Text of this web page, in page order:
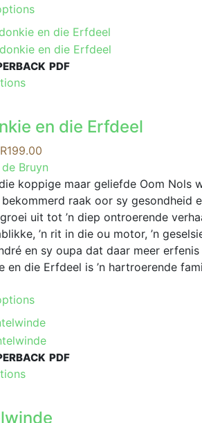
the
product
has
multiple
variants.
may
be
on
the
product
page
PDF
This
multiple
variants.
The
options
may
be
chosen
on
the
page
en die Erfdeel
R199.00
range:
R69.00
through
R199.00
Bruyn
koppige maar geliefde Oom Nols
raak oor sy gesondheid
uit tot ’n diep ontroerende
’n rit in die ou motor, ’n
en sy oupa dat daar meer
en die Erfdeel is ’n hartroerende
has
multiple
variants.
may
PDF
This